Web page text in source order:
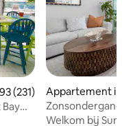
beoordeling van
(231)
Appartement in
Zonsondergang
met BBQ +
Welkom bij